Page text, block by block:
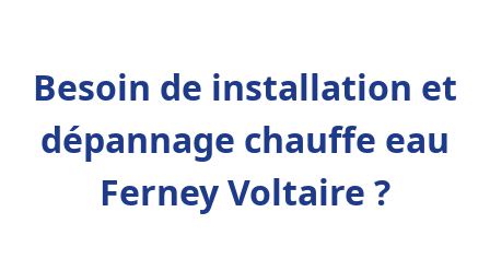
Besoin de installation et
dépannage chauffe eau
Ferney Voltaire ?